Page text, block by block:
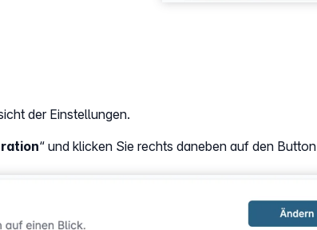
der Einstellungen.
“ und klicken Sie rechts daneben auf den Button